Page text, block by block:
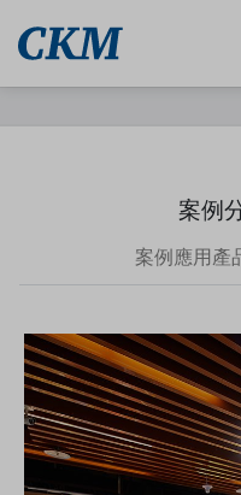
案例
案例應用產